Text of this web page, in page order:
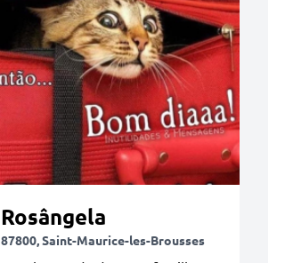
Rosângela
87800, Saint-Maurice-les-Brousses